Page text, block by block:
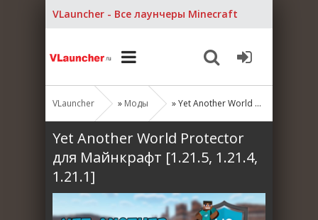
VLauncher - Все лаунчеры Minecraft
VLauncher » Моды » Yet Another World Protector для Майнкрафт [1.21.5, 1.21.4, 1.21.1]
Yet Another World Protector
для Майнкрафт [1.21.5, 1.21.4,
1.21.1]